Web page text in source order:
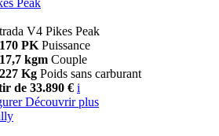
V4 Pikes Peak
170 PK Puissance
17,7 kgm Couple
227 Kg Poids sans carburant
de 33.890 € i
Découvrir plus